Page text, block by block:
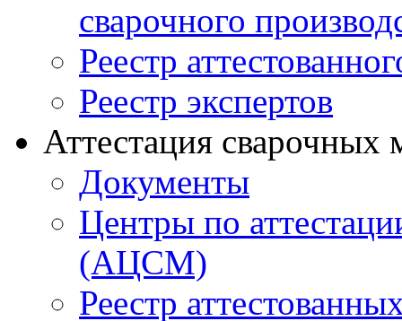
сварочного
Реестр
Реестр экспертов
Аттестация сварочных
Документы
Центры по
(АЦСМ)
Реестр